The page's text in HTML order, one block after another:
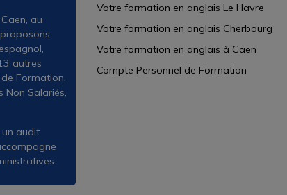
au
autres
Formation,
Non Salariés,
un audit
Votre formation en anglais Le Havre
Votre formation en anglais Cherbourg
Votre formation en anglais à Caen
Compte Personnel de Formation